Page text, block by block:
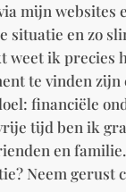
mijn
situatie en zo
weet ik precies
te vinden
financiële
tijd ben ik
en
Neem gerust